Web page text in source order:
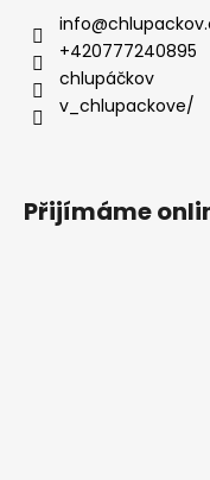
info@
+420777240895
chlupáčkov
v_chlupackove/
Přijímáme